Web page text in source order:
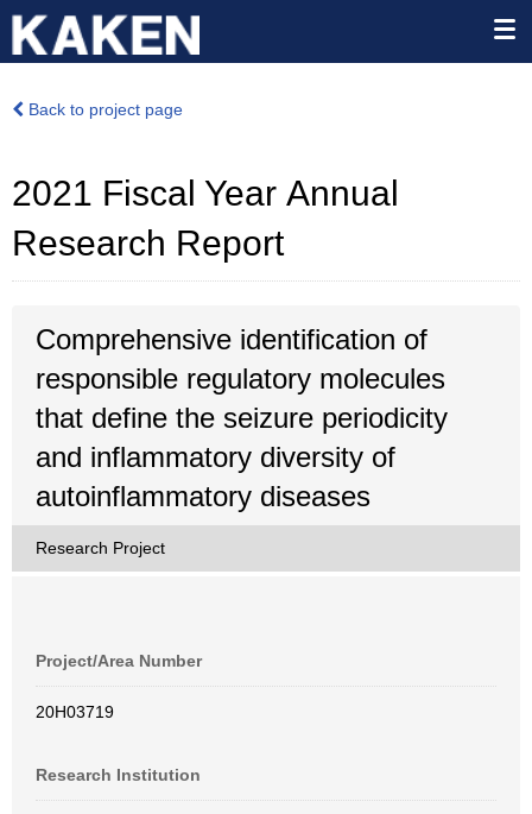
Back to project page
2021 Fiscal Year Annual
Research Report
Comprehensive identification of
responsible regulatory molecules
that define the seizure periodicity
and inflammatory diversity of
autoinflammatory diseases
Research Project
Project/Area Number
20H03719
Research Institution